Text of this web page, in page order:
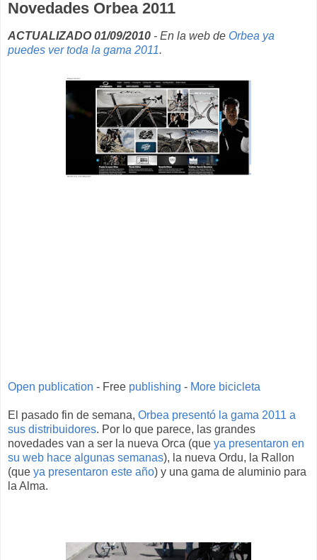
Novedades Orbea 2011
ACTUALIZADO 01/09/2010 - En la web de Orbea ya
puedes ver toda la gama 2011.
Open publication - Free publishing - More bicicleta
El pasado fin de semana, Orbea presentó la gama 2011 a
sus distribuidores. Por lo que parece, las grandes
novedades van a ser la nueva Orca (que ya presentaron en
su web hace algunas semanas), la nueva Ordu, la Rallon
(que ya presentaron este año) y una gama de aluminio para
la Alma.